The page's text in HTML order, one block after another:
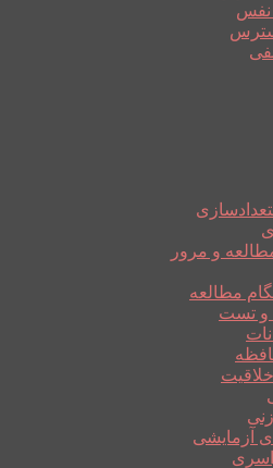
نفس
و مرور
مطالعه
و تست
آزمایشی